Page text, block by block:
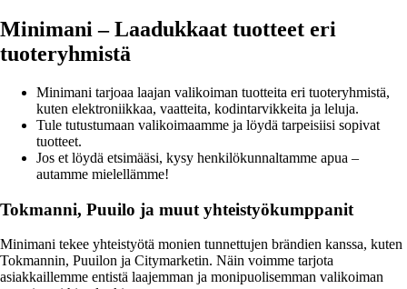
Minimani – Laadukkaat tuotteet eri
tuoteryhmistä
Minimani tarjoaa laajan valikoiman tuotteita eri tuoteryhmistä,
kuten elektroniikkaa, vaatteita, kodintarvikkeita ja leluja.
Tule tutustumaan valikoimaamme ja löydä tarpeisiisi sopivat
tuotteet.
Jos et löydä etsimääsi, kysy henkilökunnaltamme apua –
autamme mielellämme!
Tokmanni, Puuilo ja muut yhteistyökumppanit
Minimani tekee yhteistyötä monien tunnettujen brändien kanssa, kuten
Tokmannin, Puuilon ja Citymarketin. Näin voimme tarjota
asiakkaillemme entistä laajemman ja monipuolisemman valikoiman